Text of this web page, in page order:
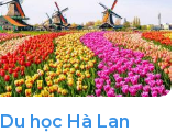
Du học Hà Lan